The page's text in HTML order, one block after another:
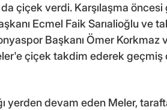
çiçek verdi. Karşılaşma
Ecmel Faik Sarıalioğlu ve
Başkanı Ömer Korkmaz
çiçek takdim ederek geçmiş
yerden devam eden Meler,